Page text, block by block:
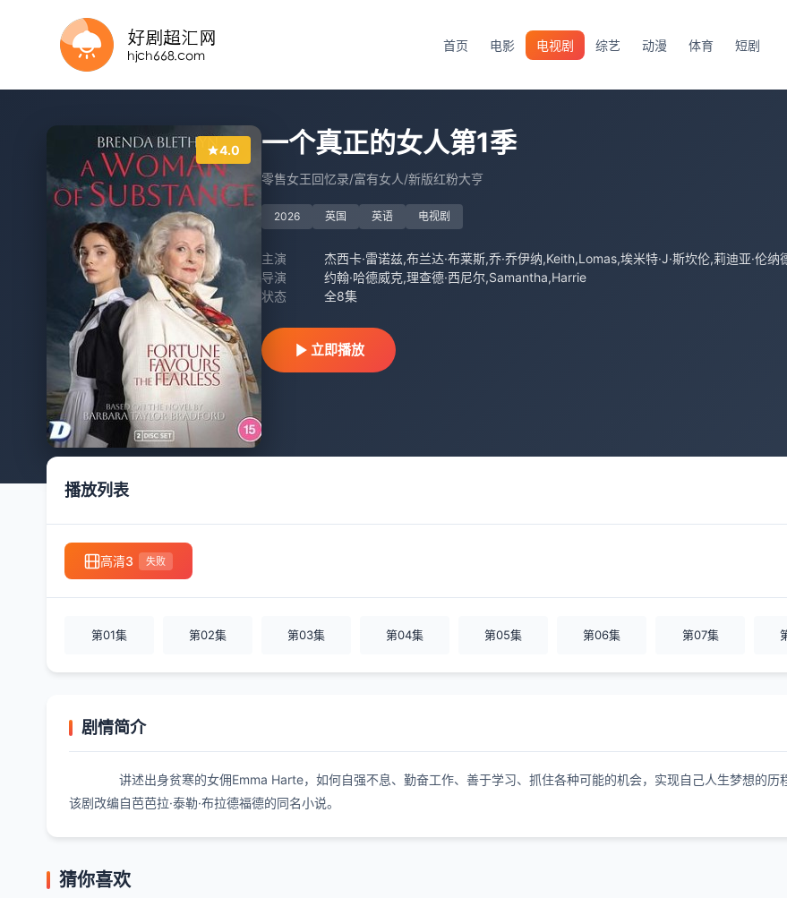
首页 电影 电视剧 综艺 动漫 体育 短剧
4.0 一个真正的女人第1季
零售女王回忆录/富有女人/新版红粉大亨
2026 英国 英语 电视剧
主演
导演
约翰·哈德威克,理查德·西尼尔,Samantha,Harrie
状态
全8集
立即播放
播放列表
高清3 失败
第01集 第02集 第03集 第04集 第05集 第06集 第07集
剧情简介
讲述出身贫寒的女佣Emma Harte，如何自强不息、勤奋工作、善于学习、抓住各种可能的机会，实现自己人生梦想的历
该剧改编自芭芭拉·泰勒·布拉德福德的同名小说。
猜你喜欢
连载中 连载到6集